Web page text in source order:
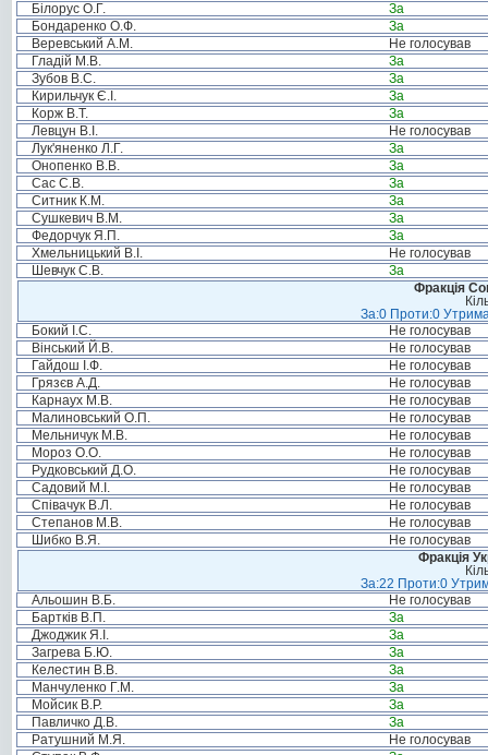
Білорус О.Г.
За
Бондаренко О.Ф.
За
Веревський А.М.
Не голосував
Гладій М.В.
За
Зубов В.С.
За
Кирильчук Є.І.
За
Корж В.Т.
За
Левцун В.І.
Не голосував
Лук'яненко Л.Г.
За
Онопенко В.В.
За
Сас С.В.
За
Ситник К.М.
За
Сушкевич В.М.
За
Федорчук Я.П.
За
Хмельницький В.І.
Не голосував
Шевчук С.В.
За
Фракція
За:0 Проти:0
Бокий І.С.
Не голосував
Вінський Й.В.
Не голосував
Гайдош І.Ф.
Не голосував
Грязєв А.Д.
Не голосував
Карнаух М.В.
Не голосував
Малиновський О.П.
Не голосував
Мельничук М.В.
Не голосував
Мороз О.О.
Не голосував
Рудковський Д.О.
Не голосував
Садовий М.І.
Не голосував
Співачук В.Л.
Не голосував
Степанов М.В.
Не голосував
Шибко В.Я.
Не голосував
Фракція
За:22 Проти:0
Альошин В.Б.
Не голосував
Бартків В.П.
За
Джоджик Я.І.
За
Загрева Б.Ю.
За
Келестин В.В.
За
Манчуленко Г.М.
За
Мойсик В.Р.
За
Павличко Д.В.
За
Ратушний М.Я.
Не голосував